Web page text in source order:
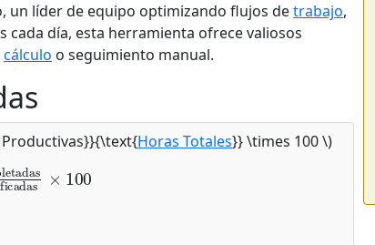
un líder de equipo optimizando flujos detrabajo,
día, esta herramienta ofrece valiosos
cálculo o seguimiento manual.
Productivas}}{\text{Horas Totales}} \times 100 \)
×100